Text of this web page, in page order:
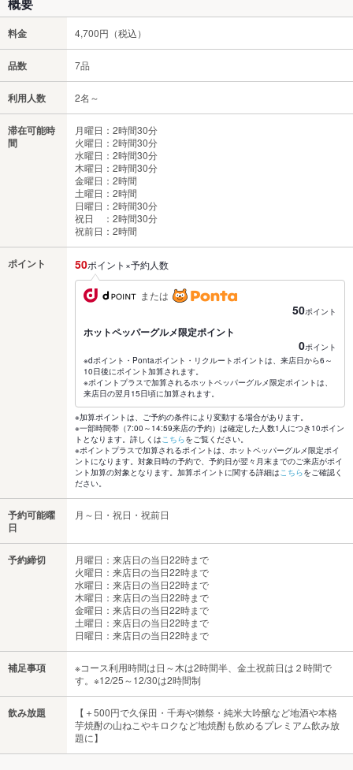
料金 4,700円（税込）
品数 7品
利用人数 2名～
滞在可能時
間
月曜日：2時間30分
火曜日：2時間30分
水曜日：2時間30分
木曜日：2時間30分
金曜日：2時間
土曜日：2時間
日曜日：2時間30分
祝日 ：2時間30分
祝前日：2時間
ポイント 50ポイント×予約人数
または
50ポイント
ホットペッパーグルメ限定ポイント
0ポイント
※dポイント・Pontaポイント・リクルートポイントは、来店日から6～
10日後にポイント加算されます。
※ポイントプラスで加算されるホットペッパーグルメ限定ポイントは、
来店日の翌月15日頃に加算されます。
※加算ポイントは、ご予約の条件により変動する場合があります。
※一部時間帯（7:00～14:59来店の予約）は確定した人数1人につき10ポイン
トとなります。詳しくはこちらをご覧ください。
※ポイントプラスで加算されるポイントは、ホットペッパーグルメ限定ポイ
ントになります。対象日時の予約で、予約日が翌々月末までのご来店がポイ
ント加算の対象となります。加算ポイントに関する詳細はこちらをご確認く
ださい。
予約可能曜
日
月～日・祝日・祝前日
予約締切
月曜日：来店日の当日22時まで
火曜日：来店日の当日22時まで
水曜日：来店日の当日22時まで
木曜日：来店日の当日22時まで
金曜日：来店日の当日22時まで
土曜日：来店日の当日22時まで
日曜日：来店日の当日22時まで
補足事項
※コース利用時間は日～木は2時間半、金土祝前日は２時間で
す。※12/25～12/30は2時間制
飲み放題
【＋500円で久保田・千寿や獺祭・純米大吟醸など地酒や本格
芋焼酎の山ねこやキロクなど地焼酎も飲めるプレミアム飲み放
題に】